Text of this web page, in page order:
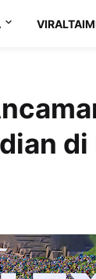
di